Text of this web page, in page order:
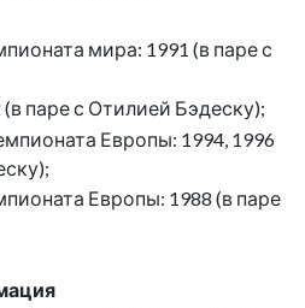
мира: 1991 (в паре с
паре с Отилией Бэдеску);
Европы: 1994, 1996
Европы: 1988 (в паре